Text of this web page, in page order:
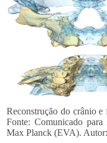
Reconstrução do crânio e
Fonte: Comunicado
Max Planck (EVA).